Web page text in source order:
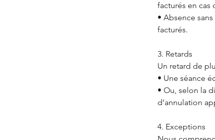
facturés en cas
• Absence
facturés.
3. Retards
Un retard de
• Une séance
• Ou, selon la
d’annulation
4. Exceptions